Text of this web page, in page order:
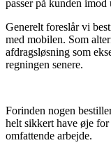
passer på kunden
Generelt foreslår vi
med mobilen. Som
afdragsløsning som
regningen senere.
Forinden nogen
helt sikkert have øje
omfattende arbejde.